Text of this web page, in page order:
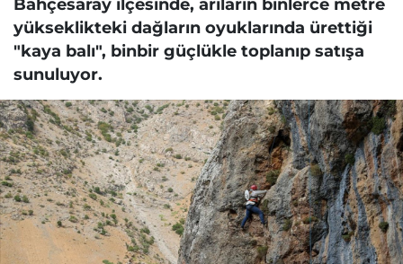
Bahçesaray ilçesinde, arıların binlerce metre
yükseklikteki dağların oyuklarında ürettiği
"kaya balı", binbir güçlükle toplanıp satışa
sunuluyor.